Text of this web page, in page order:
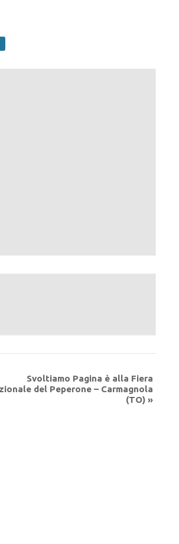
Svoltiamo Pagina è alla Fiera
del Peperone – Carmagnola
(TO) »